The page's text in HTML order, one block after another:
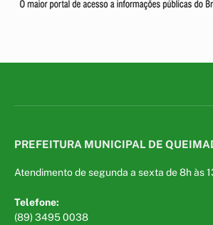
PREFEITURA MUNICIPAL DE
Atendimento de segunda a sexta de 8h às
Telefone:
(89) 3495 0038